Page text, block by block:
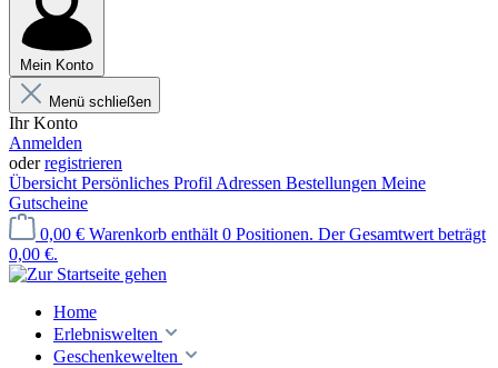
Mein Konto
Menü schließen
Ihr Konto
Anmelden
oderregistrieren
Übersicht Persönliches Profil Adressen Bestellungen Meine
Gutscheine
0,00 € Warenkorb enthält 0 Positionen. Der Gesamtwert beträgt
0,00 €.
Home
Erlebniswelten
Geschenkewelten